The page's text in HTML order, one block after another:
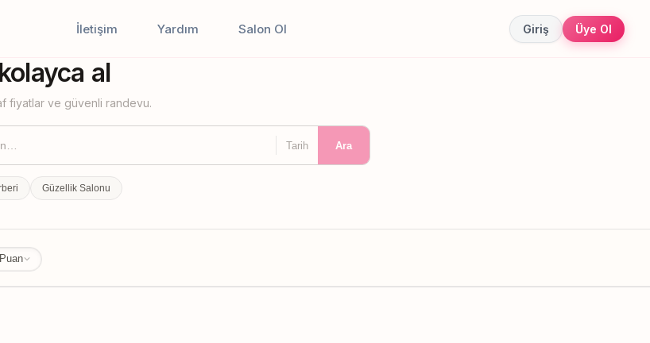
İletişim Yardım Salon Ol Giriş Üye Ol
al
fiyatlar ve güvenli randevu.
Tarih Ara
Güzellik Salonu
Puan